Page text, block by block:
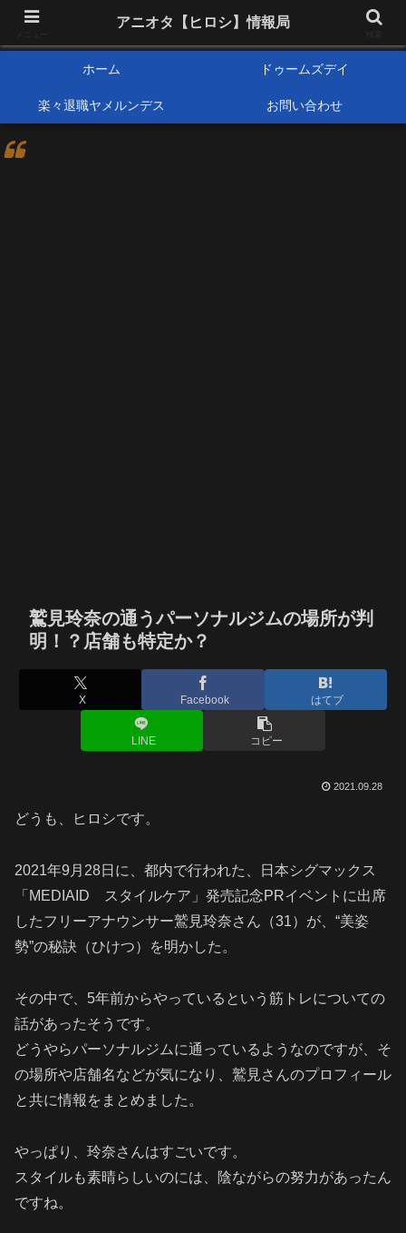
アニメオタクで元サラリーマンの独自な目線から、おすすめなどの紹介や気に
ホーム ドゥームズデイ
楽々退職ヤメルンデス お問い合わせ
鷲見玲奈の通うパーソナルジムの場所が判
明！？店舗も特定か？
X Facebook はてブ
LINE コピー
2021.09.28
どうも、ヒロシです。
2021年9月28日に、都内で行われた、日本シグマックス
「MEDIAID スタイルケア」発売記念PRイベントに出席
したフリーアナウンサー鷲見玲奈さん（31）が、“美姿
勢”の秘訣（ひけつ）を明かした。
その中で、5年前からやっているという筋トレについての
話があったそうです。
どうやらパーソナルジムに通っているようなのですが、そ
の場所や店舗名などが気になり、鷲見さんのプロフィール
と共に情報をまとめました。
やっぱり、玲奈さんはすごいです。
スタイルも素晴らしいのには、陰ながらの努力があったん
ですね。
アニオタ【ヒロシ】情報局